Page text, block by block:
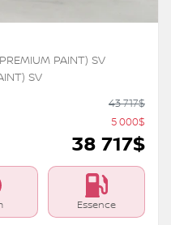
PAINT) SV
SV
43 717$
5 000$
38 717$
Essence